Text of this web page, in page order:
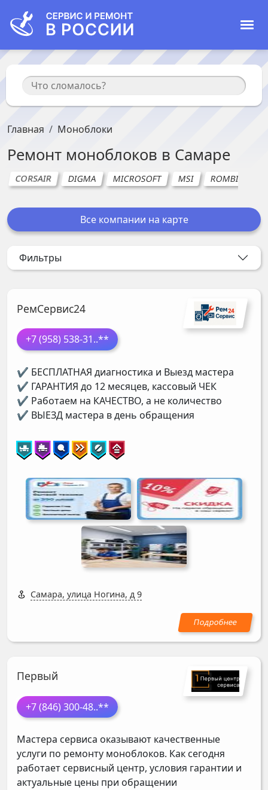
Главная Моноблоки
Ремонт моноблоков в Самаре
CORSAIR DIGMA MICROSOFT MSI ROMBICA
Все компании на карте
Фильтры
РемСервис24
+7 (958) 538-31..**
✔ БЕСПЛАТНАЯ диагностика и Выезд мастера
✔ ГАРАНТИЯ до 12 месяцев, кассовый ЧЕК
✔ Работаем на КАЧЕСТВО, а не количество
✔ ВЫЕЗД мастера в день обращения
Самара, улица Ногина, д 9
Первый
+7 (846) 300-48..**
Мастера сервиса оказывают качественные
услуги по ремонту моноблоков. Как сегодня
работает сервисный центр, условия гарантии и
актуальные цены при обращении